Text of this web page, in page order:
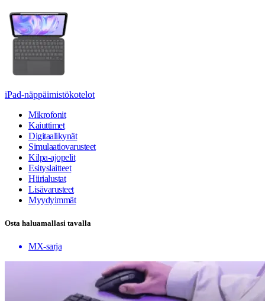
iPad-näppäimistökotelot
Mikrofonit
Kaiuttimet
Digitaalikynät
Simulaatiovarusteet
Kilpa-ajopelit
Esityslaitteet
Hiirialustat
Lisävarusteet
Myydyimmät
Osta haluamallasi tavalla
MX-sarja